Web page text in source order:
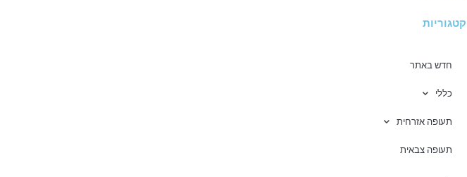
קטגוריות
חדש באתר
כללי
תעופה אזרחית
תעופה צבאית